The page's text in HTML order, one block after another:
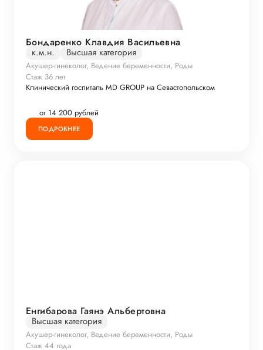
Бондаренко Клавдия Васильевна
к.м.н. Высшая категория
Акушер-гинеколог, Ведение беременности, Роды
Стаж 36 лет
Клинический госпиталь MD GROUP на Севастопольском
от 14 200 рублей
ПОДРОБНЕЕ
Енгибарова Гаянэ Альбертовна
Высшая категория
Акушер-гинеколог, Ведение беременности, Роды
Стаж 44 года